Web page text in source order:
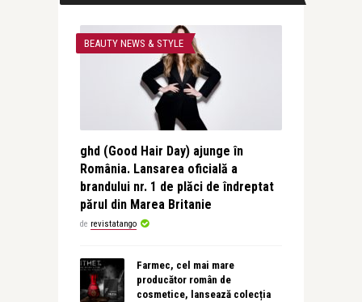
BEAUTY NEWS & STYLE
ghd (Good Hair Day) ajunge în
România. Lansarea oficială a
brandului nr. 1 de plăci de îndreptat
părul din Marea Britanie
de revistatango
Farmec, cel mai mare
producător român de
cosmetice, lansează colecția